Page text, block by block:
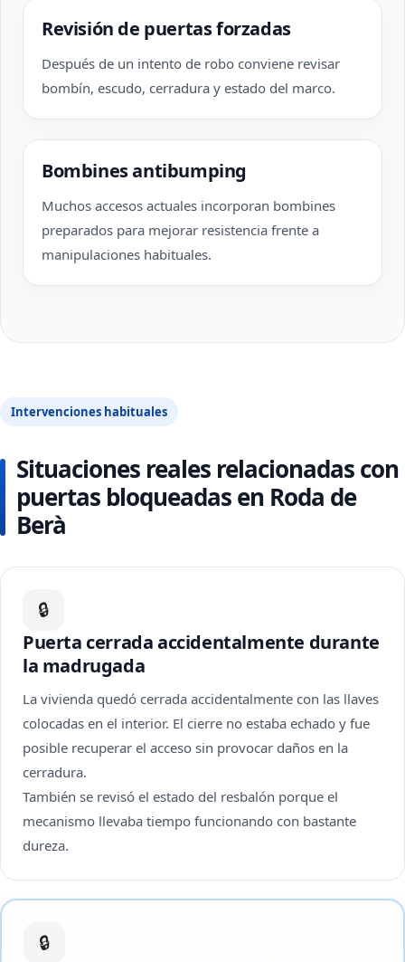
Revisión de puertas forzadas
Después de un intento de robo conviene revisar
bombín, escudo, cerradura y estado del marco.
Bombines antibumping
Muchos accesos actuales incorporan bombines
preparados para mejorar resistencia frente a
manipulaciones habituales.
Intervenciones habituales
Situaciones reales relacionadas con
puertas bloqueadas en Roda de
Berà
🔒
Puerta cerrada accidentalmente durante
la madrugada
La vivienda quedó cerrada accidentalmente con las llaves
colocadas en el interior. El cierre no estaba echado y fue
posible recuperar el acceso sin provocar daños en la
cerradura.
También se revisó el estado del resbalón porque el
mecanismo llevaba tiempo funcionando con bastante
dureza.
🔒